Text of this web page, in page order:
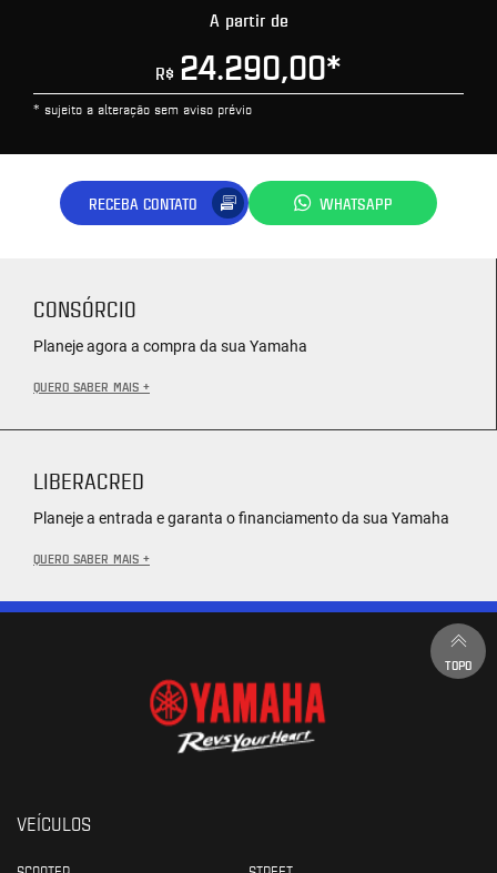
A partir de
R$ 24.290,00*
* sujeito a alteração sem aviso prévio
RECEBA CONTATO WHATSAPP
CONSÓRCIO
Planeje agora a compra da sua Yamaha
QUERO SABER MAIS +
LIBERACRED
Planeje a entrada e garanta o financiamento da sua Yamaha
QUERO SABER MAIS +
TOPO
VEÍCULOS